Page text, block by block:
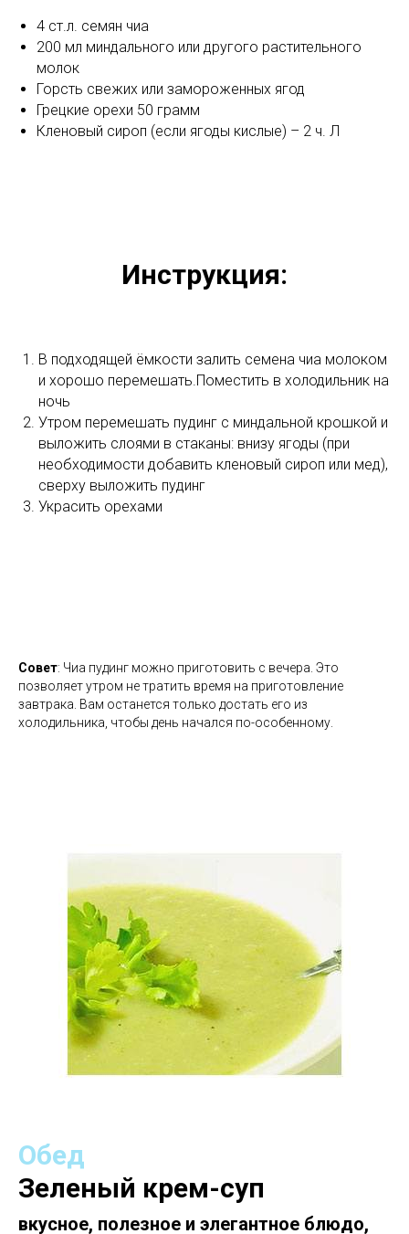
4 ст.л. семян чиа
200 мл миндального или другого растительного
молок
Горсть свежих или замороженных ягод
Грецкие орехи 50 грамм
Кленовый сироп (если ягоды кислые) – 2 ч. Л
Инструкция:
В подходящей ёмкости залить семена чиа молоком
и хорошо перемешать.Поместить в холодильник на
ночь
Утром перемешать пудинг с миндальной крошкой и
выложить слоями в стаканы: внизу ягоды (при
необходимости добавить кленовый сироп или мед),
сверху выложить пудинг
Украсить орехами
Совет: Чиа пудинг можно приготовить с вечера. Это
позволяет утром не тратить время на приготовление
завтрака. Вам останется только достать его из
холодильника, чтобы день начался по-особенному.
Обед
Зеленый крем-суп
вкусное, полезное и элегантное блюдо,